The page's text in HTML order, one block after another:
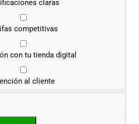
claras
competitivas
con tu tienda digital
al cliente